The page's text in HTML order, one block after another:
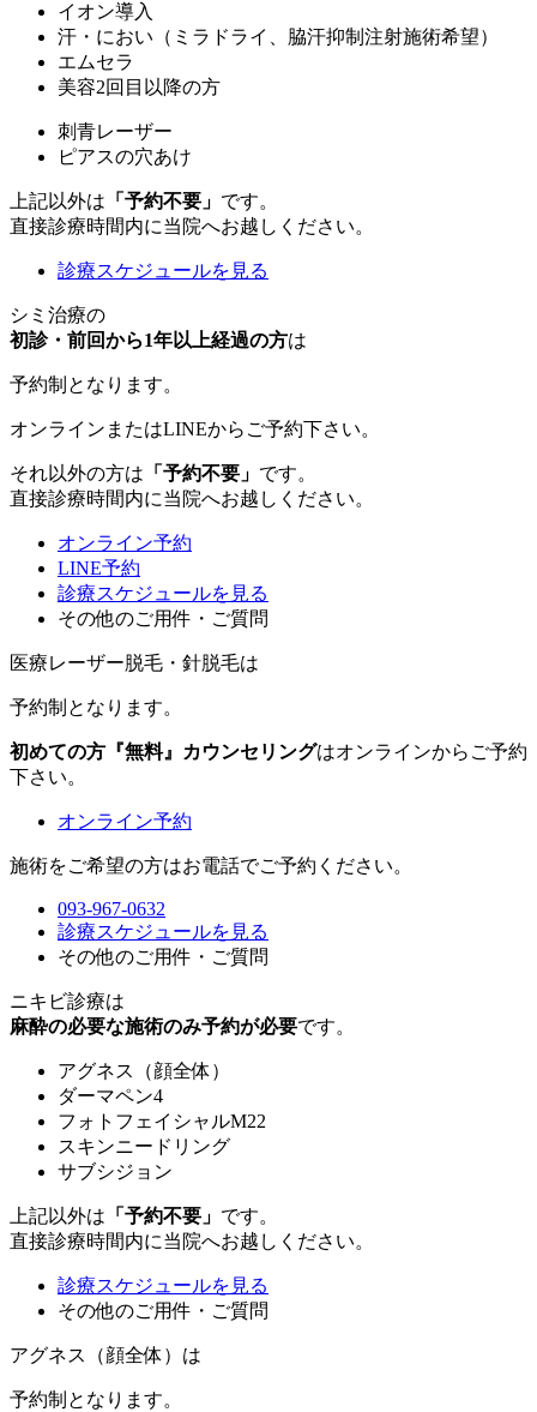
イオン導入
汗・におい（ミラドライ、脇汗抑制注射施術希望）
エムセラ
美容2回目以降の方
刺青レーザー
ピアスの穴あけ
上記以外は 「予約不要」 です。
直接診療時間内に当院へお越しください。
診療スケジュールを見る
シミ治療の
初診・前回から1年以上経過の方は
予約制 となります。
オンラインまたはLINEからご予約下さい。
それ以外の方は 「予約不要」 です。
直接診療時間内に当院へお越しください。
オンライン予約
LINE予約
診療スケジュールを見る
その他のご用件・ご質問
医療レーザー脱毛・針脱毛は
予約制 となります。
初めての方『無料』カウンセリングはオンラインからご予約
下さい。
オンライン予約
施術をご希望の方はお電話でご予約ください。
093-967-0632
診療スケジュールを見る
その他のご用件・ご質問
ニキビ診療は
麻酔の必要な施術のみ予約が必要です。
アグネス（顔全体）
ダーマペン4
フォトフェイシャルM22
スキンニードリング
サブシジョン
上記以外は 「予約不要」 です。
直接診療時間内に当院へお越しください。
診療スケジュールを見る
その他のご用件・ご質問
アグネス（顔全体）は
予約制 となります。